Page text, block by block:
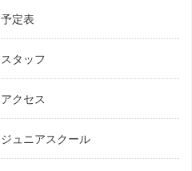
予定表
スタッフ
アクセス
ジュニアスクール